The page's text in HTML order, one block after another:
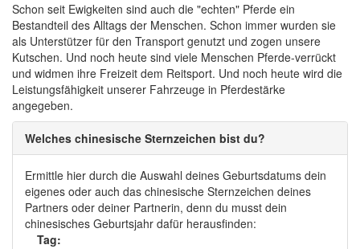
Schon seit Ewigkeiten sind auch die "echten" Pferde ein
Bestandteil des Alltags der Menschen. Schon immer wurden sie
als Unterstützer für den Transport genutzt und zogen unsere
Kutschen. Und noch heute sind viele Menschen Pferde-verrückt
und widmen ihre Freizeit dem Reitsport. Und noch heute wird die
Leistungsfähigkeit unserer Fahrzeuge in Pferdestärke
angegeben.
Welches chinesische Sternzeichen bist du?
Ermittle hier durch die Auswahl deines Geburtsdatums dein
eigenes oder auch das chinesische Sternzeichen deines
Partners oder deiner Partnerin, denn du musst dein
chinesisches Geburtsjahr dafür herausfinden:
Tag: